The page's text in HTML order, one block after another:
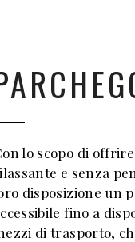
lo scopo di
e senza
disposizione un
fino a
di trasporto,